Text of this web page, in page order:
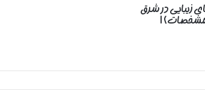
زیبایی در شرق
مشخصات) |